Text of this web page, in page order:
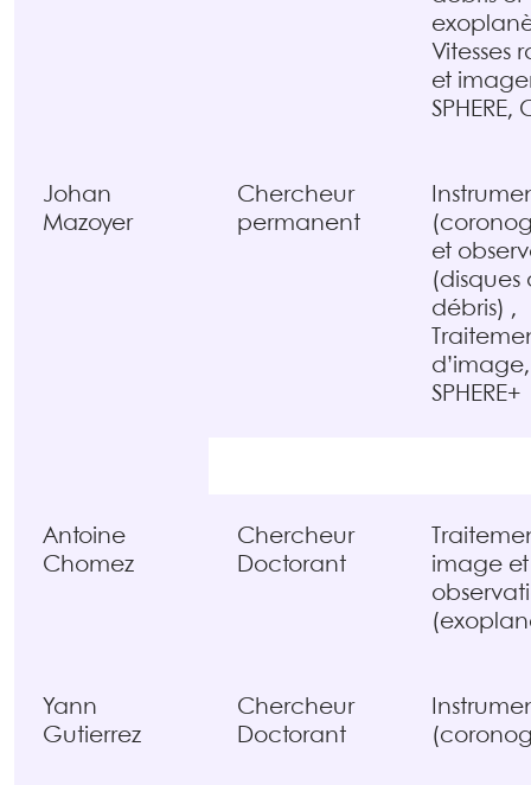
Vitesses
et
SPHERE,
Johan
Mazoyer
Chercheur
permanent
et
(disques
débris) ,
SPHERE+
Antoine
Chomez
Chercheur
Doctorant
image et
Yann
Gutierrez
Chercheur
Doctorant